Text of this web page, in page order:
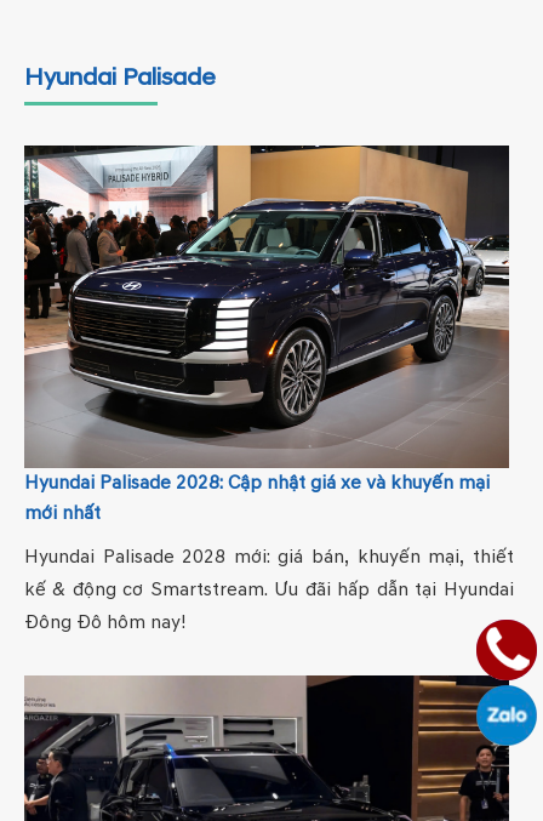
Hyundai Palisade
Hyundai Palisade 2028: Cập nhật giá xe và khuyến mại
mới nhất
Hyundai Palisade 2028 mới: giá bán, khuyến mại, thiết
kế & động cơ Smartstream. Ưu đãi hấp dẫn tại Hyundai
Đông Đô hôm nay!